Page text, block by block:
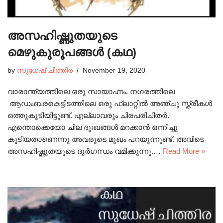
അസഹിഷ്ണുതയുടെ
മെഴുകുരൂപങ്ങൾ (കഥ)
by സുധേഷ്‌ ചിത്തിര November 19, 2020
വാരാന്ത്യത്തിലെ ഒരു സായാഹ്നം. നഗരത്തിലെ
ആഡംബരകെട്ടിടത്തിലെ ഒരു ഫ്ലാറ്റിൽ അഞ്ചു സ്ത്രീകൾ
ഒത്തുകൂടിയിട്ടുണ്ട്. എല്ലാവരും ചിരപരിചിതർ.
എന്തൊക്കെയോ ചില ദുഃഖങ്ങൾ മറക്കാൻ ഒന്നിച്ചു
കൂടിയതാണെന്നു അവരുടെ മുഖം പറയുന്നുണ്ട്. അവിടെ
അസഹിഷ്ണുതയുടെ ദുർഗന്ധം വമിക്കുന്നു.… Read More »